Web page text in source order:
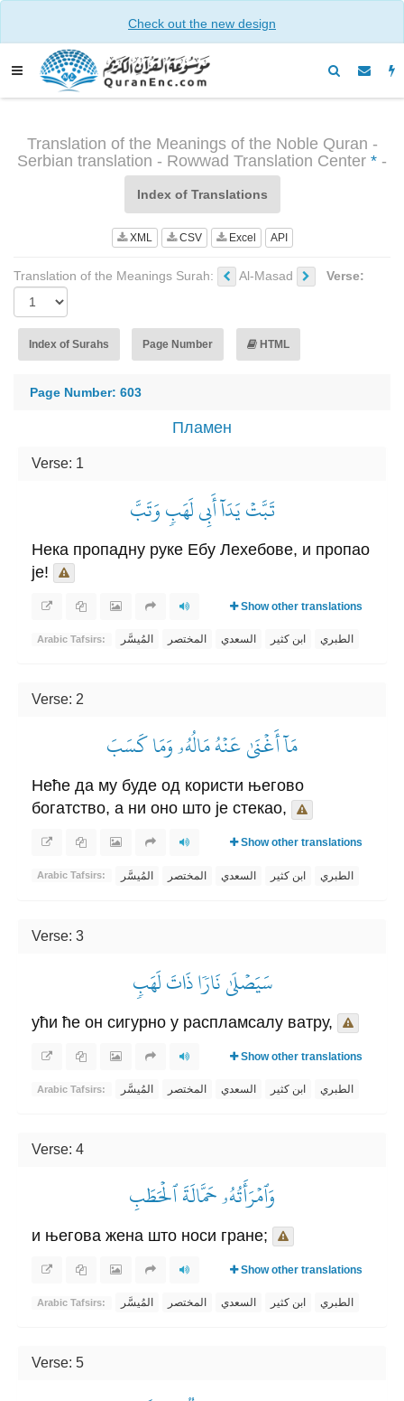
Check out the new design
Translation of the Meanings of the Noble Quran -
Serbian translation - Rowwad Translation Center * -
Index of Translations
XML CSV Excel API
Translation of the Meanings Surah: Al-Masad Verse:
Index of Surahs Page Number HTML
Page Number: 603
Пламен
Verse: 1
تَبَّتۡ يَدَآ أَبِي لَهَبٖ وَتَبَّ
Нека пропадну руке Ебу Лехебове, и пропао
је!
Show other translations
Arabic Tafsirs: المُيسَّر المختصر السعدي ابن كثير الطبري
Verse: 2
مَآ أَغۡنَىٰ عَنۡهُ مَالُهُۥ وَمَا كَسَبَ
Неће да му буде од користи његово
богатство, а ни оно што је стекао,
Show other translations
Arabic Tafsirs: المُيسَّر المختصر السعدي ابن كثير الطبري
Verse: 3
سَيَصۡلَىٰ نَارٗا ذَاتَ لَهَبٖ
ући ће он сигурно у распламсалу ватру,
Show other translations
Arabic Tafsirs: المُيسَّر المختصر السعدي ابن كثير الطبري
Verse: 4
وَٱمۡرَأَتُهُۥ حَمَّالَةَ ٱلۡحَطَبِ
и његова жена што носи гране;
Show other translations
Arabic Tafsirs: المُيسَّر المختصر السعدي ابن كثير الطبري
Verse: 5